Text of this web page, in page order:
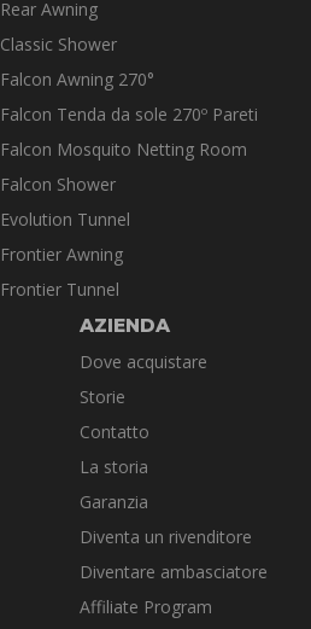
Rear Awning
Classic Shower
Falcon Awning 270°
Falcon Tenda da sole 270º Pareti
Falcon Mosquito Netting Room
Falcon Shower
Evolution Tunnel
Frontier Awning
Frontier Tunnel
AZIENDA
Dove acquistare
Storie
Contatto
La storia
Garanzia
Diventa un rivenditore
Diventare ambasciatore
Affiliate Program